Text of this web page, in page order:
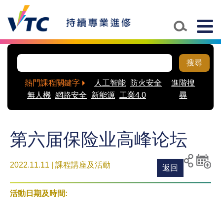
搜尋
熱門課程關鍵字 人工智能
防火安全
無人機 網路安全 新能源 工業4.0
進階搜
尋
第六届保险业高峰论坛
2022.11.11 | 課程講座及活動 返回
活動日期及時間: